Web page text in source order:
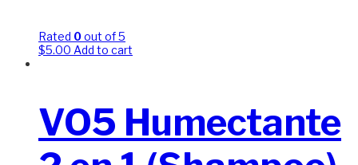
Rated 0out of 5
$5.00 Add to cart
VO5 Humectante